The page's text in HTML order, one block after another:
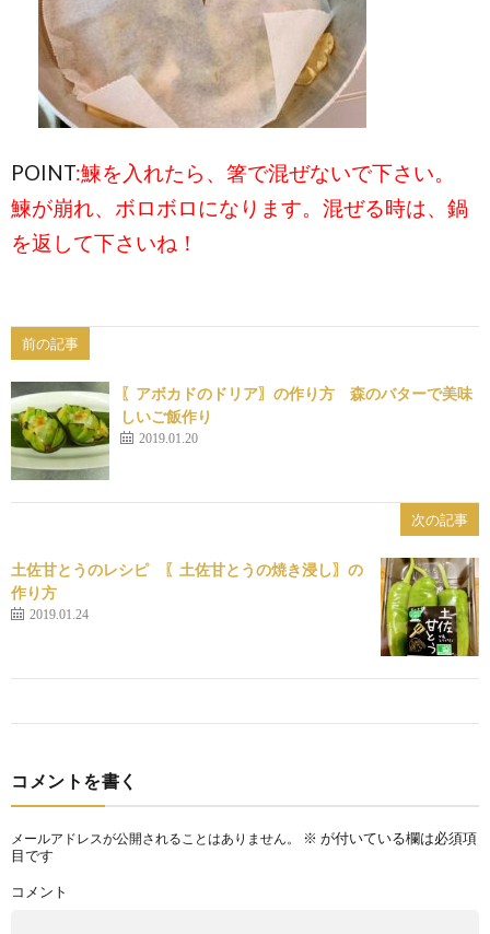
POINT:鰊を入れたら、箸で混ぜないで下さい。
鰊が崩れ、ボロボロになります。混ぜる時は、鍋
を返して下さいね！
前の記事
〖アボカドのドリア〗の作り方 森のバターで美味
しいご飯作り
2019.01.20
次の記事
土佐甘とうのレシピ 〖土佐甘とうの焼き浸し〗の
作り方
2019.01.24
コメントを書く
メールアドレスが公開されることはありません。 ※ が付いている欄は必須項
目です
コメント